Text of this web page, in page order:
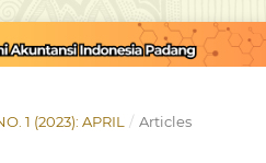
1 (2023): APRIL / Articles